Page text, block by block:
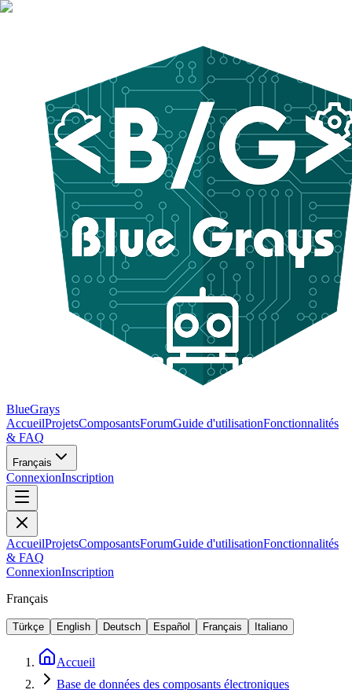
BlueGrays
AccueilProjetsComposantsForumGuide d'utilisationFonctionnalités
& FAQ
Français
ConnexionInscription
AccueilProjetsComposantsForumGuide d'utilisationFonctionnalités
& FAQ
ConnexionInscription
Français
Türkçe English Deutsch Español Français Italiano
Accueil
Base de données des composants électroniques